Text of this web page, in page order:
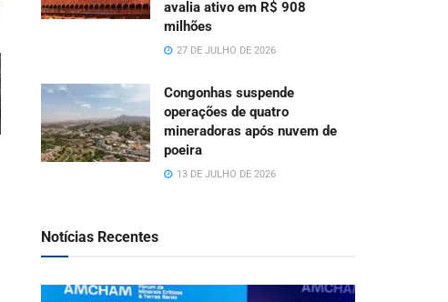
avalia ativo em R$ 908
milhões
27 DE JULHO DE 2026
Congonhas suspende
operações de quatro
mineradoras após nuvem de
poeira
13 DE JULHO DE 2026
Notícias Recentes